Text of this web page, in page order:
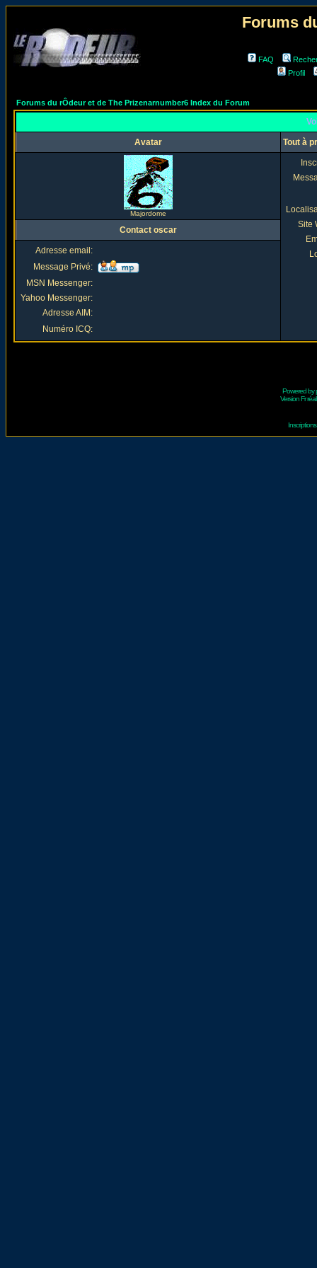
Forums
FAQ
Profil
Forums du rÔdeur et de The Prizenarnumber6 Index du Forum
Avatar Tout à
Majordome
Site
Contact oscar
Adresse email:
Message Privé:
MSN Messenger:
Yahoo Messenger:
Adresse AIM:
Numéro ICQ:
Powered by
Version Fr